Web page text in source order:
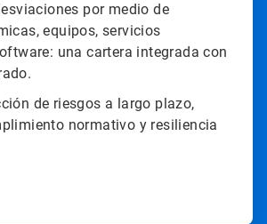
por medio de
equipos, servicios
una cartera integrada con
de riesgos a largo plazo,
normativo y resiliencia